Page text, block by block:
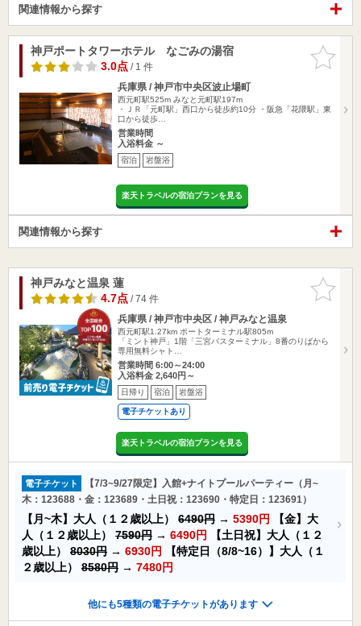
関連情報から探す
お気に入
りに追加
神戸ポートタワーホテル なごみの湯宿
3.0点/ 1 件
兵庫県 / 神戸市中央区波止場町
西元町駅525m みなと元町駅197m
・ＪＲ「元町駅」西口から徒歩約10分 ・阪急「花隈駅」東
口から徒歩…
営業時間
入浴料金 ～
宿泊 岩盤浴
楽天トラベルの宿泊プランを見る
関連情報から探す
お気に入
りに追加
神戸みなと温泉 蓮
4.7点/ 74 件
兵庫県 / 神戸市中央区 / 神戸みなと温泉
西元町駅1.27km ポートターミナル駅805m
「ミント神戸」1階「三宮バスターミナル」8番のりばから
専用無料シャト…
営業時間 6:00～24:00
入浴料金 2,640円～
日帰り 宿泊 岩盤浴
電子チケットあり
楽天トラベルの宿泊プランを見る
電子チケット
【7/3~9/27限定】入館+ナイトプールパーティー（月~
木：123688・金：123689・土日祝：123690・特定日：123691）
【月~木】大人（１２歳以上） 6490円 → 5390円
【金】大
人（１２歳以上） 7590円 → 6490円
【土日祝】大人（１２
歳以上） 8030円 → 6930円
【特定日（8/8~16）】大人（１
２歳以上） 8580円 → 7480円
他にも5種類の電子チケットがあります